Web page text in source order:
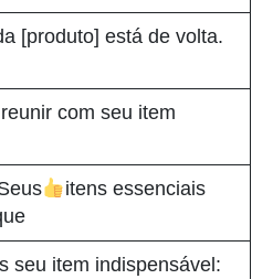
[produto] está de volta.
com seu item
itens essenciais
seu item indispensável: